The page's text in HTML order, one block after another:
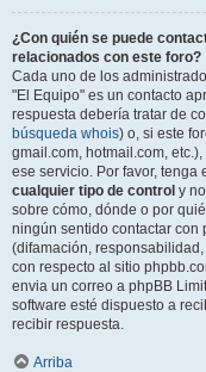
¿Con quién se puede
relacionados con este foro?
Cada uno de los
"El Equipo" es un contacto
respuesta debería tratar de
búsqueda whois) o, si este
gmail.com, hotmail.com,
ese servicio. Por favor, tenga
cualquier tipo de control y
sobre cómo, dónde o por
ningún sentido contactar con
(difamación,
con respecto al sitio
envia un correo a phpBB
software esté dispuesto a
recibir respuesta.
Arriba